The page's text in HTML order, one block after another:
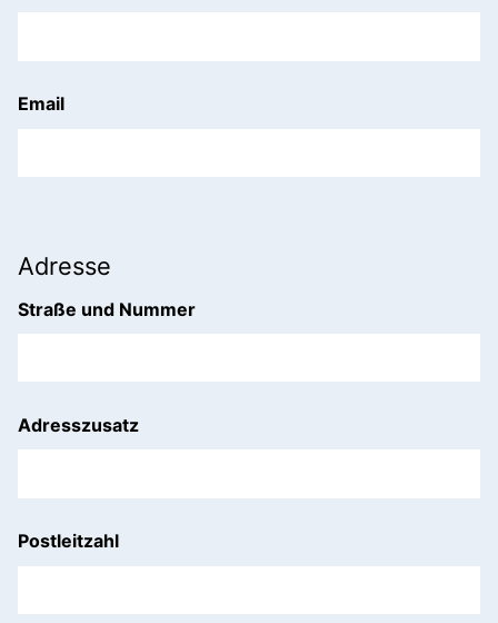
Email
Adresse
Straße und Nummer
Adresszusatz
Postleitzahl